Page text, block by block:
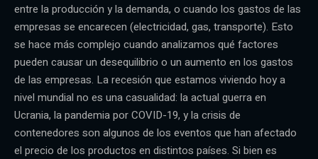
entre la producción y la demanda, o cuando los gastos de las
empresas se encarecen (electricidad, gas, transporte). Esto
se hace más complejo cuando analizamos qué factores
pueden causar un desequilibrio o un aumento en los gastos
de las empresas. La recesión que estamos viviendo hoy a
nivel mundial no es una casualidad: la actual guerra en
Ucrania, la pandemia por COVID-19, y la crisis de
contenedores son algunos de los eventos que han afectado
el precio de los productos en distintos países. Si bien es